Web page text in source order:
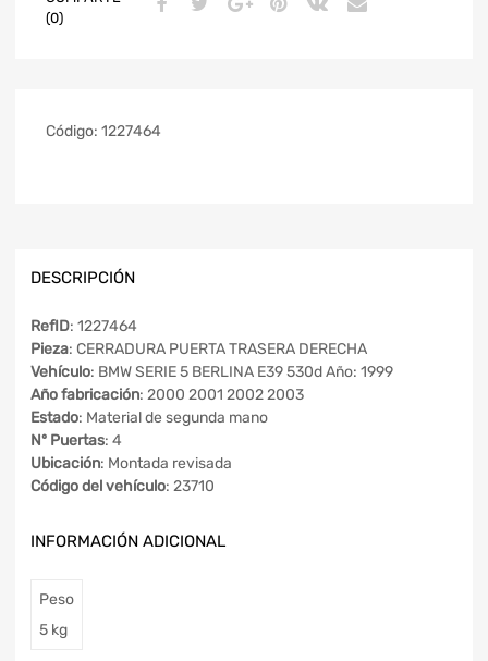
(0)
Código: 1227464
DESCRIPCIÓN
RefID: 1227464
Pieza: CERRADURA PUERTA TRASERA DERECHA
Vehículo: BMW SERIE 5 BERLINA E39 530d Año: 1999
Año fabricación: 2000 2001 2002 2003
Estado: Material de segunda mano
Nº Puertas: 4
Ubicación: Montada revisada
Código del vehículo: 23710
INFORMACIÓN ADICIONAL
Peso
5 kg